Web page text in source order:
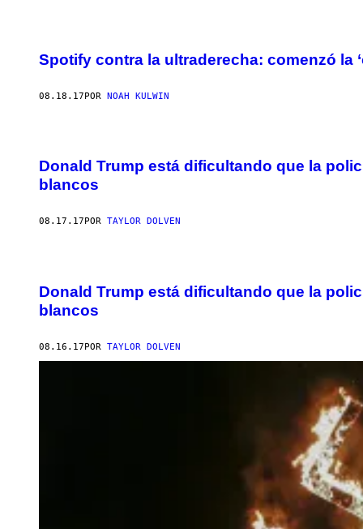
Spotify contra la ultraderecha: comenzó la
08.18.17POR NOAH KULWIN
Donald Trump está dificultando que la
blancos
08.17.17 POR TAYLOR DOLVEN
Donald Trump está dificultando que la
blancos
08.16.17POR TAYLOR DOLVEN